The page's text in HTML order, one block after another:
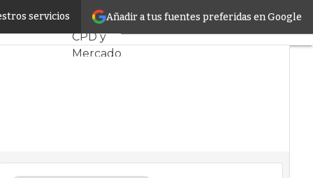
Añadir a tus fuentes preferidas en Google
servicios
de libras
Servidores
CPD y
Mercado